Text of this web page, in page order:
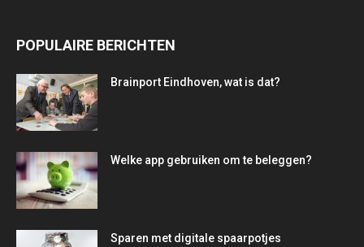
POPULAIRE BERICHTEN
Brainport Eindhoven, wat is dat?
Welke app gebruiken om te beleggen?
Sparen met digitale spaarpotjes